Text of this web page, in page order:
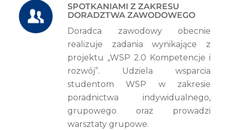
SPOTKANIAMI Z ZAKRESU
DORADZTWA ZAWODOWEGO
Doradca zawodowy obecnie
realizuje zadania wynikające z
projektu „WSP 2.0 Kompetencje i
rozwój”. Udziela wsparcia
studentom WSP w zakresie
poradnictwa indywidualnego,
grupowego oraz prowadzi
warsztaty grupowe.